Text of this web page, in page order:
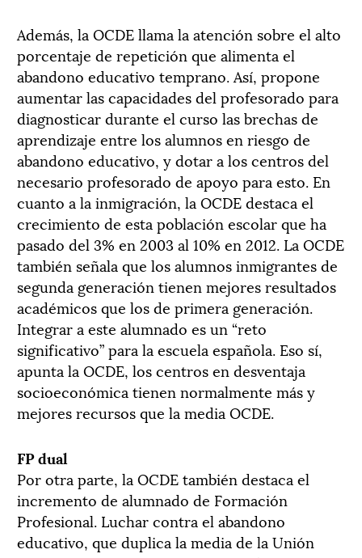
Además, la OCDE llama la atención sobre el alto
porcentaje de repetición que alimenta el
abandono educativo temprano. Así, propone
aumentar las capacidades del profesorado para
diagnosticar durante el curso las brechas de
aprendizaje entre los alumnos en riesgo de
abandono educativo, y dotar a los centros del
necesario profesorado de apoyo para esto. En
cuanto a la inmigración, la OCDE destaca el
crecimiento de esta población escolar que ha
pasado del 3% en 2003 al 10% en 2012. La OCDE
también señala que los alumnos inmigrantes de
segunda generación tienen mejores resultados
académicos que los de primera generación.
Integrar a este alumnado es un “reto
significativo” para la escuela española. Eso sí,
apunta la OCDE, los centros en desventaja
socioeconómica tienen normalmente más y
mejores recursos que la media OCDE.
FP dual
Por otra parte, la OCDE también destaca el
incremento de alumnado de Formación
Profesional. Luchar contra el abandono
educativo, que duplica la media de la Unión